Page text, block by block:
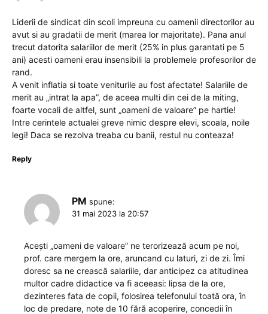
Liderii de sindicat din scoli impreuna cu oamenii directorilor au
avut si au gradatii de merit (marea lor majoritate). Pana anul
trecut datorita salariilor de merit (25% in plus garantati pe 5
ani) acesti oameni erau insensibili la problemele profesorilor de
rand.
A venit inflatia si toate veniturile au fost afectate! Salariile de
merit au „intrat la apa”, de aceea multi din cei de la miting,
foarte vocali de altfel, sunt „oameni de valoare” pe hartie!
Intre cerintele actualei greve nimic despre elevi, scoala, noile
legi! Daca se rezolva treaba cu banii, restul nu conteaza!
Reply
PM spune:
31 mai 2023 la 20:57
Acești „oameni de valoare” ne terorizează acum pe noi,
prof. care mergem la ore, aruncand cu laturi, zi de zi. Îmi
doresc sa ne crească salariile, dar anticipez ca atitudinea
multor cadre didactice va fi aceeasi: lipsa de la ore,
dezinteres fata de copii, folosirea telefonului toată ora, în
loc de predare, note de 10 fără acoperire, concedii în